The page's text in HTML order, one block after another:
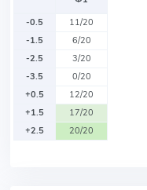
-0.5
11/20
-1.5
6/20
-2.5
3/20
-3.5
0/20
+0.5
12/20
+1.5
17/20
+2.5
20/20